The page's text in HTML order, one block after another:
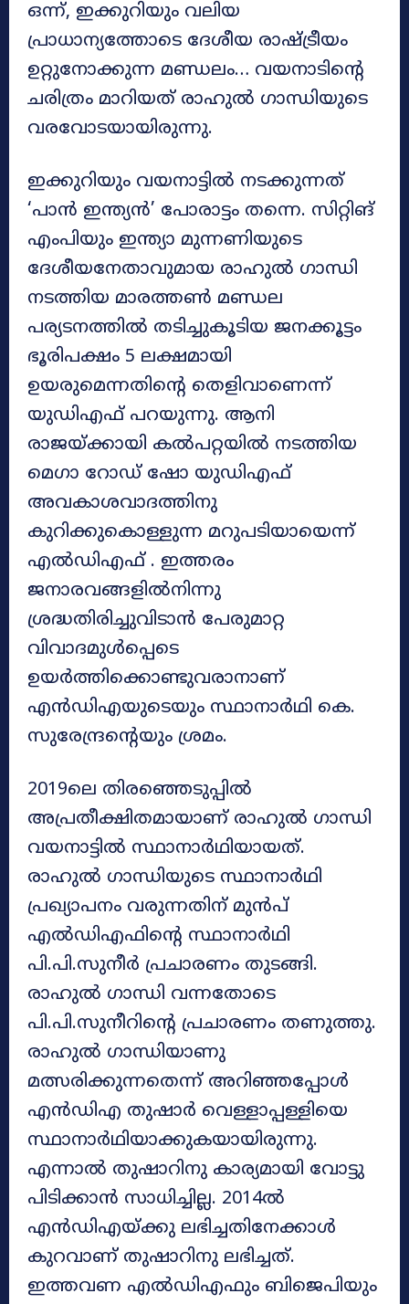
ഒന്ന്, ഇക്കുറിയും വലിയ
പ്രാധാന്യത്തോടെ ദേശീയ രാഷ്ട്രീയം
ഉറ്റുനോക്കുന്ന മണ്ഡലം… വയനാടിന്റെ
ചരിത്രം മാറിയത് രാഹുൽ ഗാന്ധിയുടെ
വരവോടയായിരുന്നു.
ഇക്കുറിയും വയനാട്ടിൽ നടക്കുന്നത്
‘പാൻ ഇന്ത്യൻ’‍ പോരാട്ടം തന്നെ. സിറ്റിങ്
എംപിയും ഇന്ത്യാ മുന്നണിയുടെ
ദേശീയനേതാവുമായ രാഹുൽ ഗാന്ധി
നടത്തിയ മാരത്തൺ മണ്ഡല
പര്യടനത്തിൽ തടിച്ചുകൂടിയ ജനക്കൂട്ടം
ഭൂരിപക്ഷം 5 ലക്ഷമായി
ഉയരുമെന്നതിന്റെ തെളിവാണെന്ന്
യുഡിഎഫ് പറയുന്നു. ആനി
രാജയ്ക്കായി കൽപറ്റയിൽ നടത്തിയ
മെഗാ റോഡ് ഷോ യുഡിഎഫ്
അവകാശവാദത്തിനു
കുറിക്കുകൊള്ളുന്ന മറുപടിയായെന്ന്
എൽഡിഎഫ് . ഇത്തരം
ജനാരവങ്ങളിൽനിന്നു
ശ്രദ്ധതിരിച്ചുവിടാൻ പേരുമാറ്റ
വിവാദമുൾപ്പെടെ
ഉയർത്തിക്കൊണ്ടുവരാനാണ്
എൻഡിഎയുടെയും സ്ഥാനാർഥി കെ.
സുരേന്ദ്രന്റെയും ശ്രമം.
2019ലെ തിരഞ്ഞെടുപ്പിൽ
അപ്രതീക്ഷിതമായാണ് രാഹുൽ ഗാന്ധി
വയനാട്ടിൽ സ്ഥാനാർഥിയായത്.
രാഹുൽ ഗാന്ധിയുടെ സ്ഥാനാർഥി
പ്രഖ്യാപനം വരുന്നതിന് മുൻപ്
എൽഡിഎഫിന്റെ സ്ഥാനാർഥി
പി.പി.സുനീർ പ്രചാരണം തുടങ്ങി.
രാഹുൽ ഗാന്ധി വന്നതോടെ
പി.പി.സുനീറിന്റെ പ്രചാരണം തണുത്തു.
രാഹുൽ ഗാന്ധിയാണു
മത്സരിക്കുന്നതെന്ന് അറിഞ്ഞപ്പോൾ
എൻഡിഎ തുഷാർ വെള്ളാപ്പള്ളിയെ
സ്ഥാനാർഥിയാക്കുകയായിരുന്നു.
എന്നാൽ തുഷാറിനു കാര്യമായി വോട്ടു
പിടിക്കാൻ സാധിച്ചില്ല. 2014ൽ
എൻഡിഎയ്ക്കു ലഭിച്ചതിനേക്കാൾ
കുറവാണ് തുഷാറിനു ലഭിച്ചത്.
ഇത്തവണ എൽഡിഎഫും ബിജെപിയും